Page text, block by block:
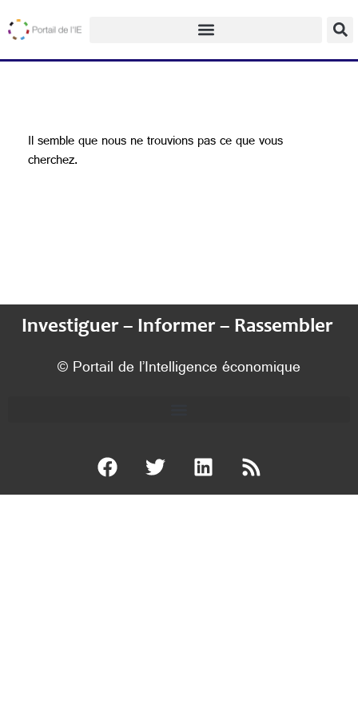
Il semble que nous ne trouvions pas ce que vous
cherchez.
Investiguer – Informer – Rassembler
© Portail de l’Intelligence économique